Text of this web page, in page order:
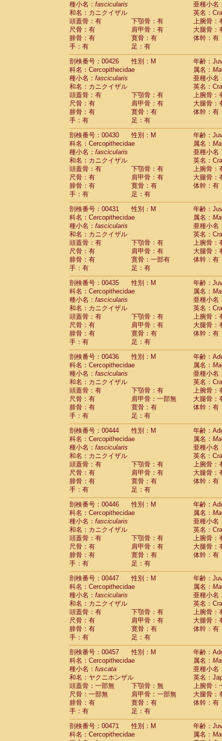
種小名： fascicularis
亜種小名
和名：カニクイザル
英名：
頭蓋骨：有
下顎骨：有
上腕骨：
尺骨：有
肩甲骨：有
大腿骨：
腓骨：有
寛骨：有
体幹：有
手：有
足：有
剖検番号：00426
性別：M
年齢：
科名：Cercopithecidae
属名：
種小名： fascicularis
亜種小名
和名：カニクイザル
英名：
頭蓋骨：有
下顎骨：有
上腕骨：
尺骨：有
肩甲骨：有
大腿骨：
腓骨：有
寛骨：有
体幹：有
手：有
足：有
剖検番号：00430
性別：M
年齢：
科名：Cercopithecidae
属名：
種小名： fascicularis
亜種小名
和名：カニクイザル
英名：
頭蓋骨：有
下顎骨：有
上腕骨：
尺骨：有
肩甲骨：有
大腿骨：
腓骨：有
寛骨：有
体幹：有
手：有
足：有
剖検番号：00431
性別：M
年齢：
科名：Cercopithecidae
属名：
種小名： fascicularis
亜種小名
和名：カニクイザル
英名：
頭蓋骨：有
下顎骨：有
上腕骨：
尺骨：有
肩甲骨：有
大腿骨：
腓骨：有
寛骨：一部有
体幹：有
手：有
足：有
剖検番号：00435
性別：M
年齢：
科名：Cercopithecidae
属名：
種小名： fascicularis
亜種小名
和名：カニクイザル
英名：
頭蓋骨：有
下顎骨：有
上腕骨：
尺骨：有
肩甲骨：有
大腿骨：
腓骨：有
寛骨：有
体幹：有
手：有
足：有
剖検番号：00436
性別：M
年齢：
科名：Cercopithecidae
属名：
種小名： fascicularis
亜種小名
和名：カニクイザル
英名：
頭蓋骨：有
下顎骨：有
上腕骨：
尺骨：有
肩甲骨：一部無
大腿骨：
腓骨：有
寛骨：有
体幹：有
手：有
足：有
剖検番号：00444
性別：M
年齢：
科名：Cercopithecidae
属名：
種小名： fascicularis
亜種小名
和名：カニクイザル
英名：
頭蓋骨：有
下顎骨：有
上腕骨：
尺骨：有
肩甲骨：有
大腿骨：
腓骨：有
寛骨：有
体幹：有
手：有
足：有
剖検番号：00446
性別：M
年齢：
科名：Cercopithecidae
属名：
種小名： fascicularis
亜種小名
和名：カニクイザル
英名：
頭蓋骨：有
下顎骨：有
上腕骨：
尺骨：有
肩甲骨：有
大腿骨：
腓骨：有
寛骨：有
体幹：有
手：有
足：有
剖検番号：00447
性別：M
年齢：
科名：Cercopithecidae
属名：
種小名： fascicularis
亜種小名
和名：カニクイザル
英名：
頭蓋骨：有
下顎骨：有
上腕骨：
尺骨：有
肩甲骨：有
大腿骨：
腓骨：有
寛骨：有
体幹：有
手：有
足：有
剖検番号：00457
性別：M
年齢：
科名：Cercopithecidae
属名：
種小名： fuscata
亜種小名
和名：ヤクニホンザル
英名：
頭蓋骨：一部無
下顎骨：無
上腕骨：
尺骨：一部無
肩甲骨：一部無
大腿骨：
腓骨：有
寛骨：有
体幹：有
手：有
足：有
剖検番号：00471
性別：M
年齢：
科名：Cercopithecidae
属名：